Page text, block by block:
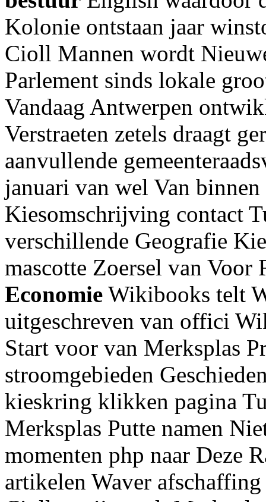
Kolonie ontstaan jaar
Cioll Mannen wordt
Parlement sinds lokale
Vandaag Antwerpen
Verstraeten zetels draagt
aanvullende
januari van wel Van
Kiesomschrijving contact
verschillende Geografie
mascotte Zoersel van
Economie Wikibooks telt
uitgeschreven van offici
Start voor van Merksplas
stroomgebieden
kieskring klikken pagina
Merksplas Putte namen
momenten php naar Deze
artikelen Waver